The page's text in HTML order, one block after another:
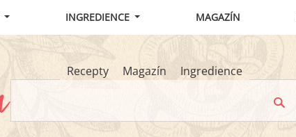
INGREDIENCE MAGAZÍN
Recepty Magazín
Ingredience